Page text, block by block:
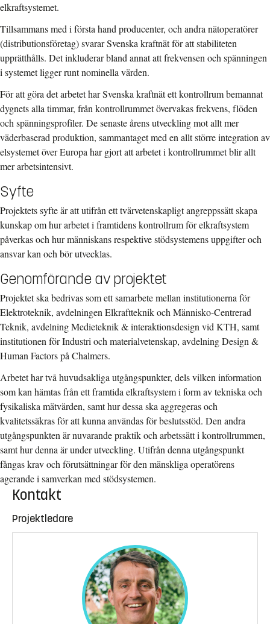
elkraftsystemet.
Tillsammans med i första hand producenter, och andra nätoperatörer
(distributionsföretag) svarar Svenska kraftnät för att stabiliteten
upprätthålls. Det inkluderar bland annat att frekvensen och spänningen
i systemet ligger runt nominella värden.
För att göra det arbetet har Svenska kraftnät ett kontrollrum bemannat
dygnets alla timmar, från kontrollrummet övervakas frekvens, flöden
och spänningsprofiler. De senaste årens utveckling mot allt mer
väderbaserad produktion, sammantaget med en allt större integration av
elsystemet över Europa har gjort att arbetet i kontrollrummet blir allt
mer arbetsintensivt.
Syfte
Projektets syfte är att utifrån ett tvärvetenskapligt angreppssätt skapa
kunskap om hur arbetet i framtidens kontrollrum för elkraftsystem
påverkas och hur människans respektive stödsystemens uppgifter och
ansvar kan och bör utvecklas.
Genomförande av projektet
Projektet ska bedrivas som ett samarbete mellan institutionerna för
Elektroteknik, avdelningen Elkraftteknik och Människo-Centrerad
Teknik, avdelning Medieteknik & interaktionsdesign vid KTH, samt
institutionen för Industri och materialvetenskap, avdelning Design &
Human Factors på Chalmers.
Arbetet har två huvudsakliga utgångspunkter, dels vilken information
som kan hämtas från ett framtida elkraftsystem i form av tekniska och
fysikaliska mätvärden, samt hur dessa ska aggregeras och
kvalitetssäkras för att kunna användas för beslutsstöd. Den andra
utgångspunkten är nuvarande praktik och arbetssätt i kontrollrummen,
samt hur denna är under utveckling. Utifrån denna utgångspunkt
fångas krav och förutsättningar för den mänskliga operatörens
agerande i samverkan med stödsystemen.
Kontakt
Projektledare